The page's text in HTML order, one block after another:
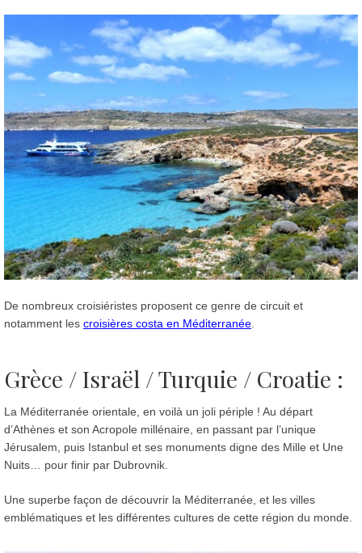
De nombreux croisiéristes proposent ce genre de circuit et
notamment les croisières costa en Méditerranée.
Grèce / Israël / Turquie / Croatie :
La Méditerranée orientale, en voilà un joli périple ! Au départ
d’Athènes et son Acropole millénaire, en passant par l’unique
Jérusalem, puis Istanbul et ses monuments digne des Mille et Une
Nuits… pour finir par Dubrovnik.
Une superbe façon de découvrir la Méditerranée, et les villes
emblématiques et les différentes cultures de cette région du monde.